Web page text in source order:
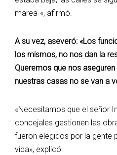
marea-«, afirmó.
A su vez, aseveró: «Los
los mismos, no nos dan la
Queremos que nos
nuestras casas no se van a
«Necesitamos que el señor
concejales gestionen las
fueron elegidos por la gente
vida», explicó.